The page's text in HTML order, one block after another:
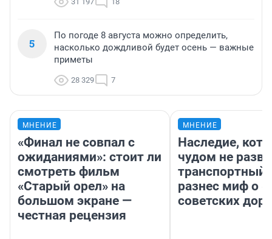
5
По погоде 8 августа можно определить,
насколько дождливой будет осень — важные
приметы
28 329 7
МНЕНИЕ
«Финал не совпал с
ожиданиями»: стоит ли
смотреть фильм
«Старый орел» на
большом экране —
честная рецензия
МНЕНИЕ
Наследие,
чудом не
транспортный
разнес миф о
советских